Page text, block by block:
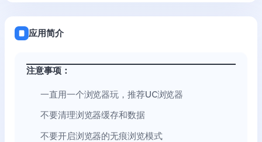
应用简介
注意事项：
一直用一个浏览器玩，推荐UC浏览器
不要清理浏览器缓存和数据
不要开启浏览器的无痕浏览模式